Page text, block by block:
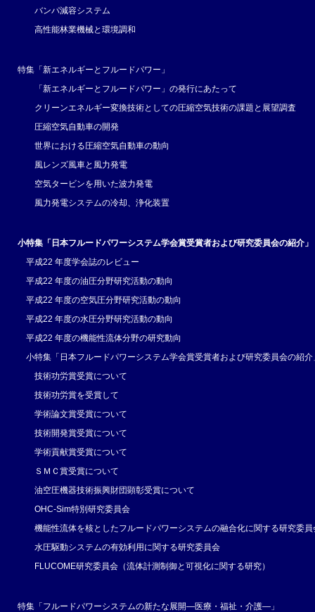
バンパ減容システム
高性能林業機械と環境調和
特集「新エネルギーとフルードパワー」
「新エネルギーとフルードパワー」の発行にあたって
クリーンエネルギー変換技術としての圧縮空気技術の課題と展望調査
圧縮空気自動車の開発
世界における圧縮空気自動車の動向
風レンズ風車と風力発電
空気タービンを用いた波力発電
風力発電システムの冷却、浄化装置
小特集「日本フルードパワーシステム学会賞受賞者および研究委員会の紹介」
平成22 年度学会誌のレビュー
平成22 年度の油圧分野研究活動の動向
平成22 年度の空気圧分野研究活動の動向
平成22 年度の水圧分野研究活動の動向
平成22 年度の機能性流体分野の研究動向
小特集「日本フルードパワーシステム学会賞受賞者および研究委員会の紹
技術功労賞受賞について
技術功労賞を受賞して
学術論文賞受賞について
技術開発賞受賞について
学術貢献賞受賞について
ＳＭＣ賞受賞について
油空圧機器技術振興財団顕彰受賞について
OHC-Sim特別研究委員会
機能性流体を核としたフルードパワーシステムの融合化に関する研究委員
水圧駆動システムの有効利用に関する研究委員会
FLUCOME研究委員会（流体計測制御と可視化に関する研究）
特集「フルードパワーシステムの新たな展開―医療・福祉・介護―」